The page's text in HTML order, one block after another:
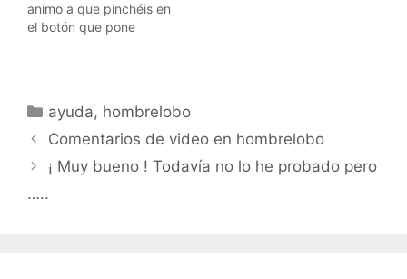
animo a que pinchéis en
el botón que pone
últimas 24 horas. Esa
información ha estado
para los…
Categorías
ayuda, hombrelobo
Comentarios de video en hombrelobo
¡ Muy bueno ! Todavía no lo he probado pero
…..